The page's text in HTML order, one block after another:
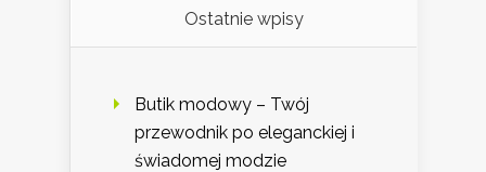
Ostatnie wpisy
Butik modowy – Twój
przewodnik po eleganckiej i
świadomej modzie